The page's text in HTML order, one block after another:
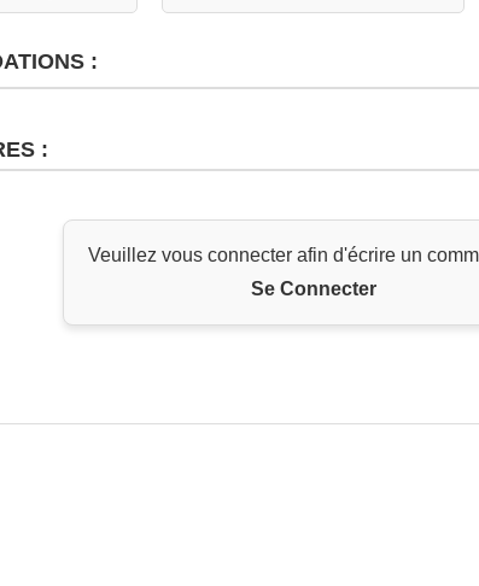
:
:
Veuillez vous connecter afin d'écrire un
Se Connecter